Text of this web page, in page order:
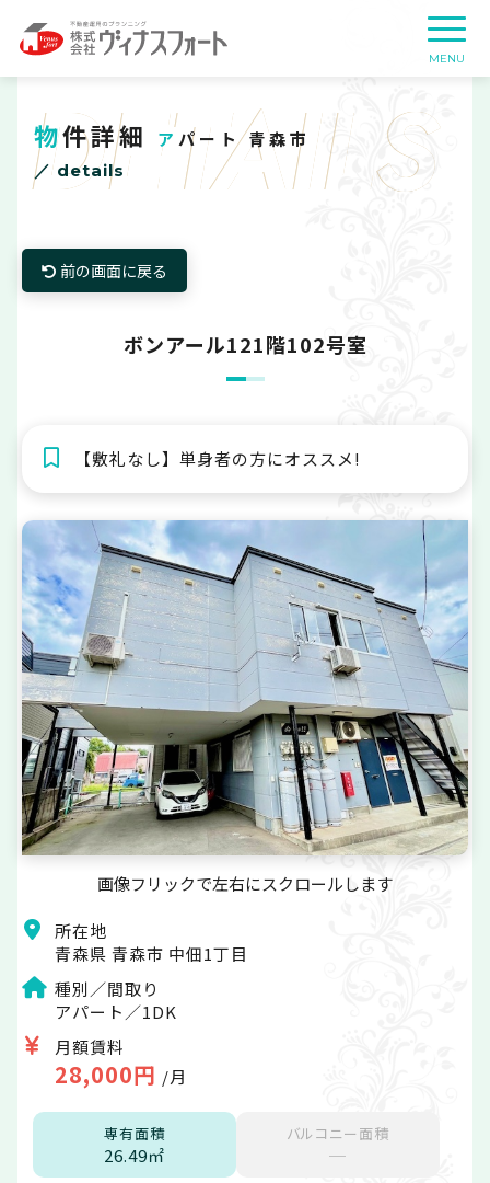
物件詳細 アパート 青森市
／ details
DETAILS
前の画面に戻る
ボンアール121階102号室
【敷礼なし】単身者の方にオススメ!
所在地
青森県 青森市 中佃1丁目
種別／間取り
アパート／1DK
月額賃料
28,000円 /月
専有面積
26.49㎡
バルコニー面積
─
画像フリックで左右にスクロールします